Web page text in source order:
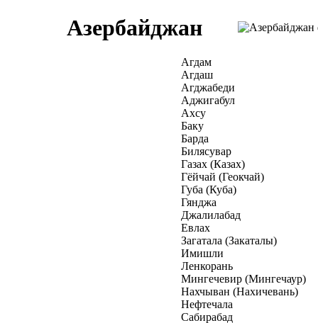
Азербайджан
Агдам
Агдаш
Агджабеди
Аджигабул
Ахсу
Баку
Барда
Билясувар
Газах (Казах)
Гёйчай (Геокчай)
Губа (Куба)
Гянджа
Джалилабад
Евлах
Загатала (Закаталы)
Имишли
Ленкорань
Мингечевир (Мингечаур)
Нахчыван (Нахичевань)
Нефтечала
Сабирабад